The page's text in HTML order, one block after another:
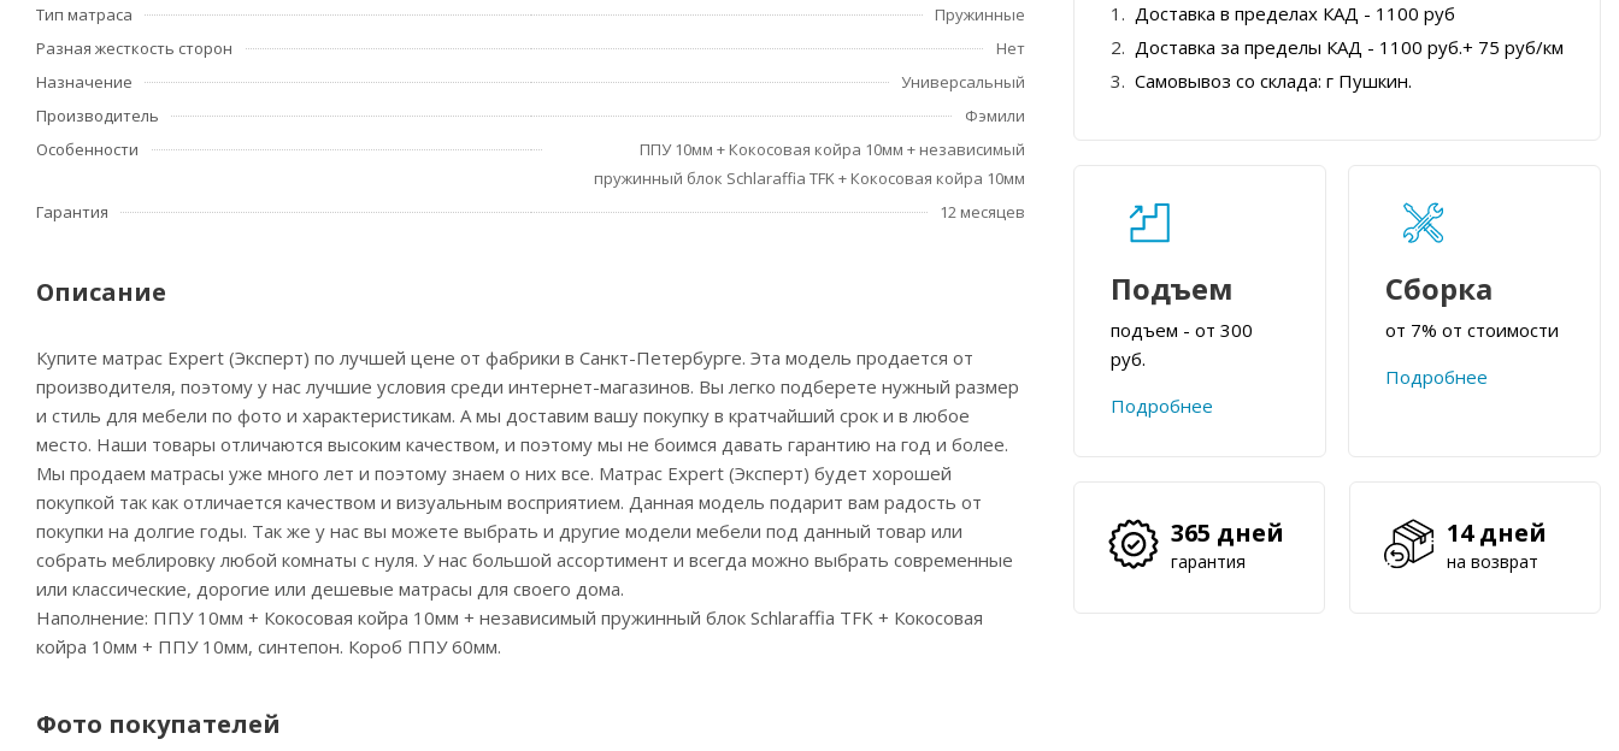
Тип матраса
Пружинные
Разная жесткость сторон
Нет
Назначение
Универсальный
Производитель
Фэмили
Особенности
ППУ 10мм + Кокосовая койра 10мм + независимый
пружинный блок Schlaraffia TFK + Кокосовая койра 10мм
Гарантия
12 месяцев
Описание
Купите матрас Expert (Эксперт) по лучшей цене от фабрики в Санкт-Петербурге. Эта модель продается от
производителя, поэтому у нас лучшие условия среди интернет-магазинов. Вы легко подберете нужный размер
и стиль для мебели по фото и характеристикам. А мы доставим вашу покупку в кратчайший срок и в любое
место. Наши товары отличаются высоким качеством, и поэтому мы не боимся давать гарантию на год и более.
Мы продаем матрасы уже много лет и поэтому знаем о них все. Матрас Expert (Эксперт) будет хорошей
покупкой так как отличается качеством и визуальным восприятием. Данная модель подарит вам радость от
покупки на долгие годы. Так же у нас вы можете выбрать и другие модели мебели под данный товар или
собрать меблировку любой комнаты с нуля. У нас большой ассортимент и всегда можно выбрать современные
или классические, дорогие или дешевые матрасы для своего дома.
Наполнение: ППУ 10мм + Кокосовая койра 10мм + независимый пружинный блок Schlaraffia TFK + Кокосовая
койра 10мм + ППУ 10мм, синтепон. Короб ППУ 60мм.
Фото покупателей
Доставка в пределах КАД - 1100 руб
Доставка за пределы КАД - 1100 руб.+ 75 руб/км
Самовывоз со склада: г Пушкин.
Подъем
подъем - от 300
руб.
Подробнее
Сборка
от 7% от стоимости
Подробнее
365 дней
гарантия
14 дней
на возврат